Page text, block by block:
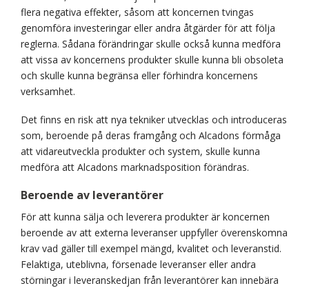
flera negativa effekter, såsom att koncernen tvingas
genomföra investeringar eller andra åtgärder för att följa
reglerna. Sådana förändringar skulle också kunna medföra
att vissa av koncernens produkter skulle kunna bli obsoleta
och skulle kunna begränsa eller förhindra koncernens
verksamhet.
Det finns en risk att nya tekniker utvecklas och introduceras
som, beroende på deras framgång och Alcadons förmåga
att vidareutveckla produkter och system, skulle kunna
medföra att Alcadons marknadsposition förändras.
Beroende av leverantörer
För att kunna sälja och leverera produkter är koncernen
beroende av att externa leveranser uppfyller överenskomna
krav vad gäller till exempel mängd, kvalitet och leveranstid.
Felaktiga, uteblivna, försenade leveranser eller andra
störningar i leveranskedjan från leverantörer kan innebära